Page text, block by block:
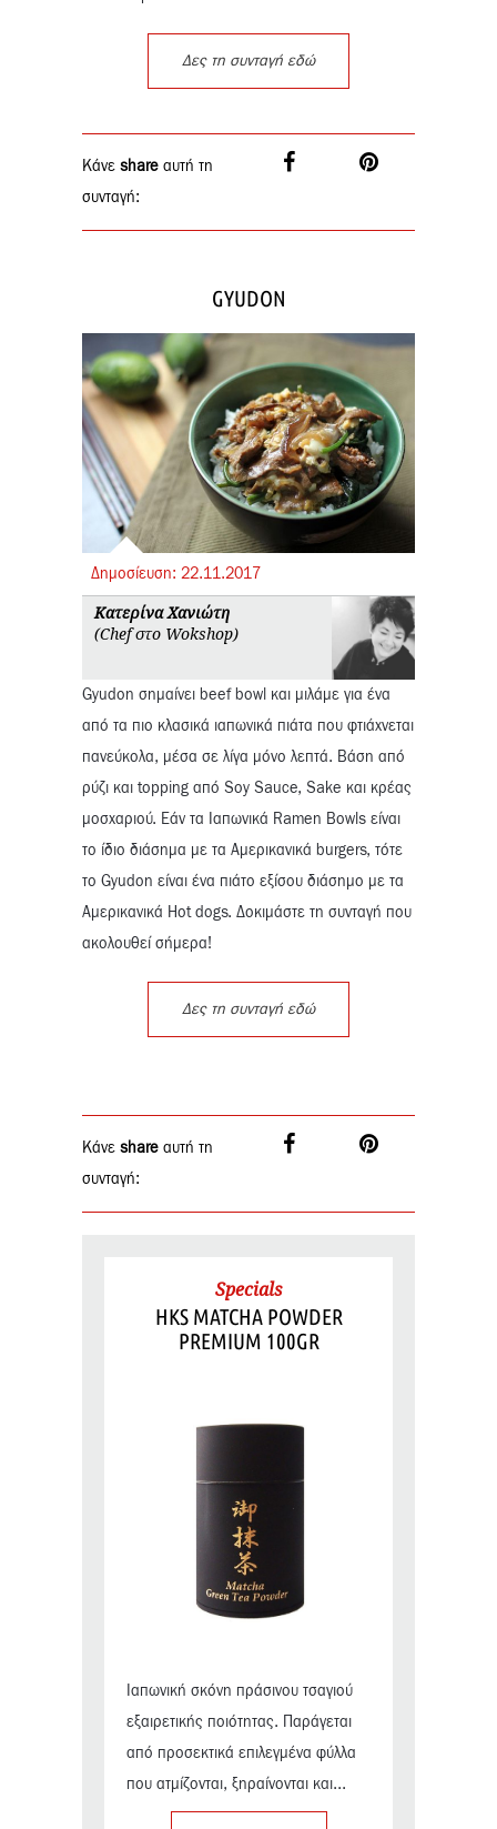
Δες τη συνταγή εδώ
Κάνε share αυτή τη
συνταγή:
GYUDON
Δημοσίευση: 22.11.2017
Κατερίνα Χανιώτη
(Chef στο Wokshop)
Gyudon σημαίνει beef bowl και μιλάμε για ένα
από τα πιο κλασικά ιαπωνικά πιάτα που φτιάχνεται
πανεύκολα, μέσα σε λίγα μόνο λεπτά. Βάση από
ρύζι και topping από Soy Sauce, Sake και κρέας
μοσχαριού. Εάν τα Ιαπωνικά Ramen Bowls είναι
το ίδιο διάσημα με τα Αμερικανικά burgers, τότε
το Gyudon είναι ένα πιάτο εξίσου διάσημο με τα
Αμερικανικά Ηot dogs. Δοκιμάστε τη συνταγή που
ακολουθεί σήμερα!
Δες τη συνταγή εδώ
Κάνε share αυτή τη
συνταγή:
Specials
HKS MATCHA POWDER
PREMIUM 100GR
Ιαπωνική σκόνη πράσινου τσαγιού
εξαιρετικής ποιότητας. Παράγεται
από προσεκτικά επιλεγμένα φύλλα
που ατμίζονται, ξηραίνονται και...